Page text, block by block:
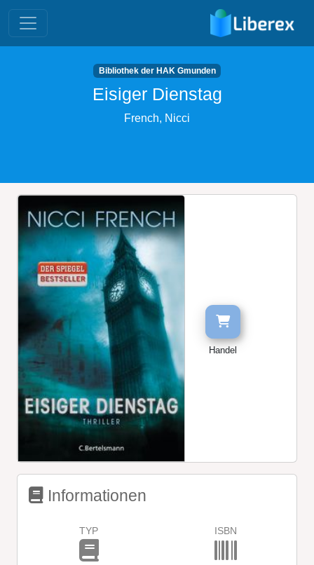
Bibliothek der HAK Gmunden
Eisiger Dienstag
French, Nicci
Handel
Informationen
TYP ISBN